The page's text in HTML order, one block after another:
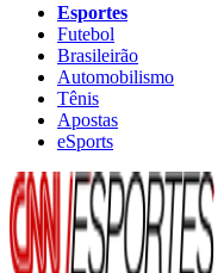
Esportes
Futebol
Brasileirão
Automobilismo
Tênis
Apostas
eSports